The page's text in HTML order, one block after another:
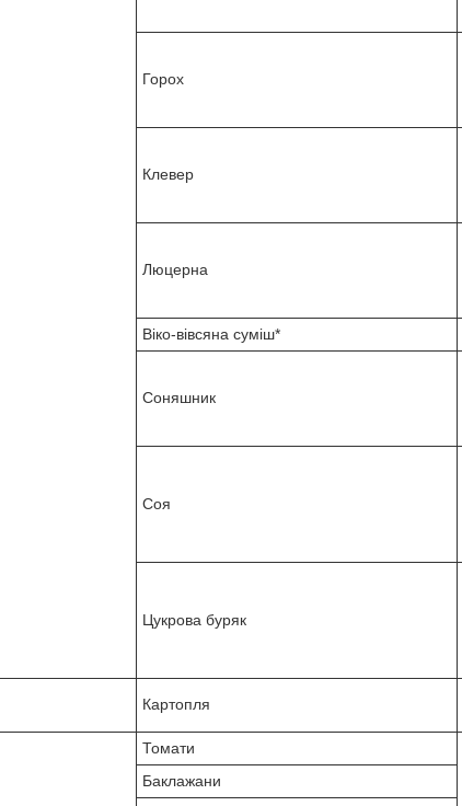
Горох
Клевер
Люцерна
Віко-вівсяна суміш*
Соняшник
Соя
Цукрова буряк
Картопля
Томати
Баклажани